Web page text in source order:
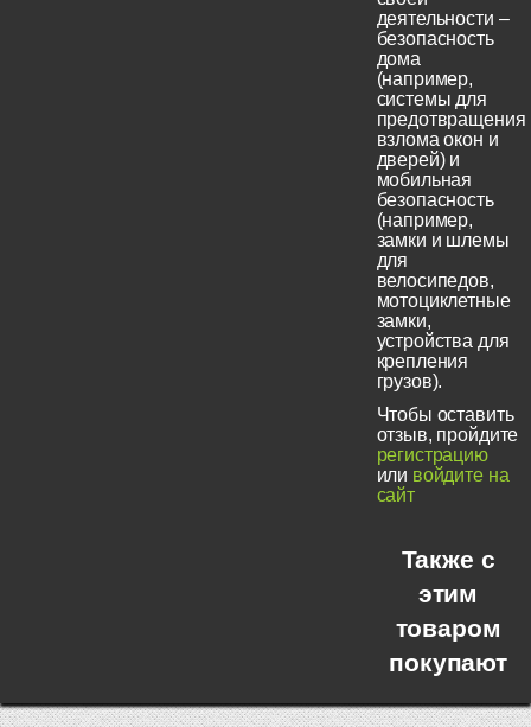
деятельности –
безопасность
дома
(например,
системы для
предотвращения
взлома окон и
дверей) и
мобильная
безопасность
(например,
замки и шлемы
для
велосипедов,
мотоциклетные
замки,
устройства для
крепления
грузов).
Чтобы оставить
отзыв, пройдите
регистрацию
или войдите на
сайт
Также с
этим
товаром
покупают